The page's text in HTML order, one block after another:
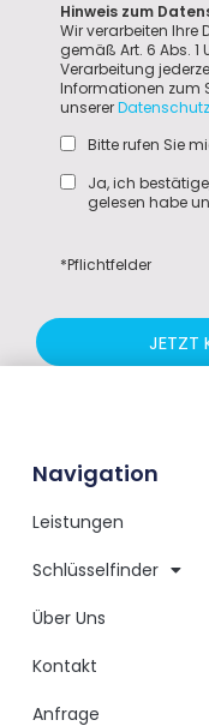
Hinweis zum
Wir verarbeiten
gemäß Art. 6 Abs. 1
Verarbeitung
Informationen zum
unserer
Bitte rufen Sie
Ja, ich
gelesen habe
*Pflichtfelder
Navigation
Leistungen
Schlüsselfinder
Über Uns
Kontakt
Anfrage